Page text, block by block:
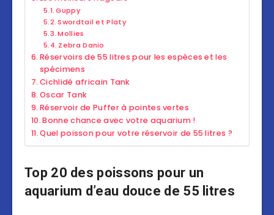
Guppy
Swordtail et Platy
Mollies
Zebra Danio
Réservoirs de 55 litres pour les espèces et les
spécimens
Cichlidé africain Tank
Oscar Tank
Réservoir de Puffer à pointes vertes
Bonne chance avec votre aquarium !
Quel poisson pour votre réservoir de 55 litres ?
Top 20 des poissons pour un
aquarium d’eau douce de 55 litres